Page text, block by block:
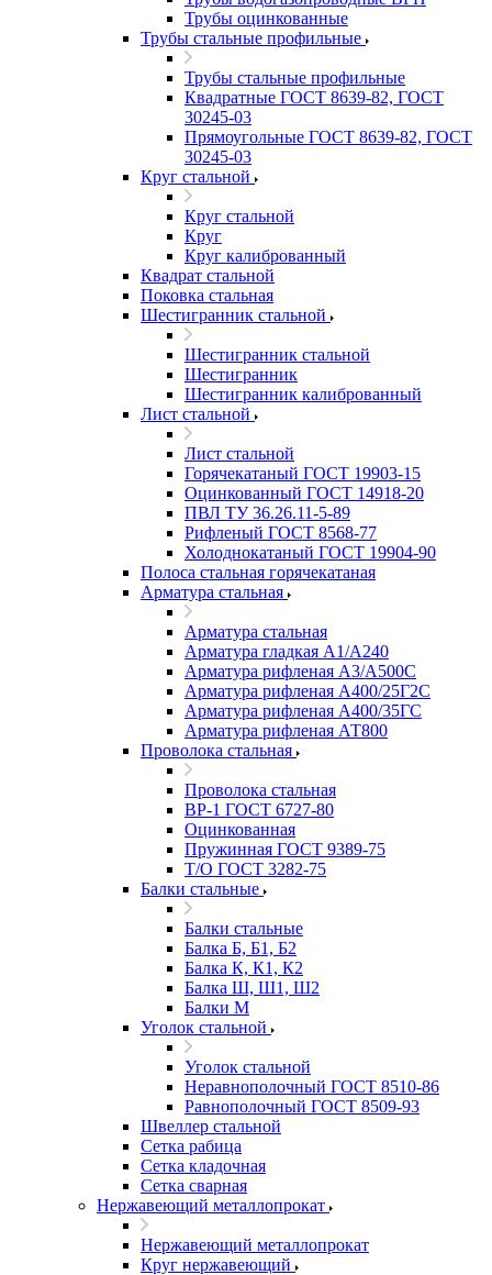
Трубы оцинкованные
Трубы стальные профильные
Трубы стальные профильные
Квадратные ГОСТ 8639-82, ГОСТ
30245-03
Прямоугольные ГОСТ 8639-82, ГОСТ
30245-03
Круг стальной
Круг стальной
Круг
Круг калиброванный
Квадрат стальной
Поковка стальная
Шестигранник стальной
Шестигранник стальной
Шестигранник
Шестигранник калиброванный
Лист стальной
Лист стальной
Горячекатаный ГОСТ 19903-15
Оцинкованный ГОСТ 14918-20
ПВЛ ТУ 36.26.11-5-89
Рифленый ГОСТ 8568-77
Холоднокатаный ГОСТ 19904-90
Полоса стальная горячекатаная
Арматура стальная
Арматура стальная
Арматура гладкая А1/А240
Арматура рифленая А3/А500С
Арматура рифленая А400/25Г2С
Арматура рифленая А400/35ГС
Арматура рифленая АТ800
Проволока стальная
Проволока стальная
ВР-1 ГОСТ 6727-80
Оцинкованная
Пружинная ГОСТ 9389-75
Т/О ГОСТ 3282-75
Балки стальные
Балки стальные
Балка Б, Б1, Б2
Балка К, К1, К2
Балка Ш, Ш1, Ш2
Балки М
Уголок стальной
Уголок стальной
Неравнополочный ГОСТ 8510-86
Равнополочный ГОСТ 8509-93
Швеллер стальной
Сетка рабица
Сетка кладочная
Сетка сварная
Нержавеющий металлопрокат
Нержавеющий металлопрокат
Круг нержавеющий